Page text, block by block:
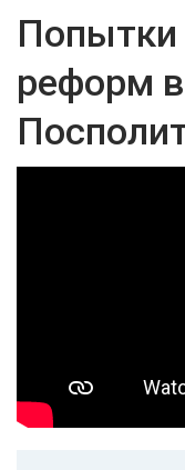
Попытки
реформ